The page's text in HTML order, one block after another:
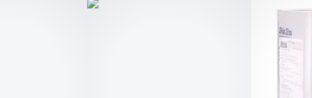
见过太多项目因细节翻车，这三个操作要点值得记下
：机械施工保持10-15N/cm拉力，
固定，避免翘边渗水
：24小时后用2kV电火花检测，漏点不